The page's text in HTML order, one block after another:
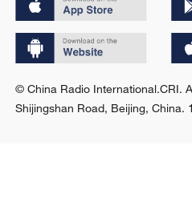
© China Radio International.CRI.
Shijingshan Road, Beijing, China.